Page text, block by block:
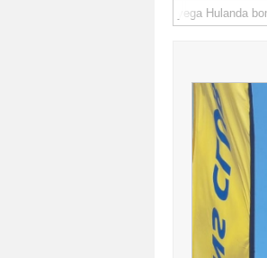
di studiantenan di Aruba a yega Hulanda bon